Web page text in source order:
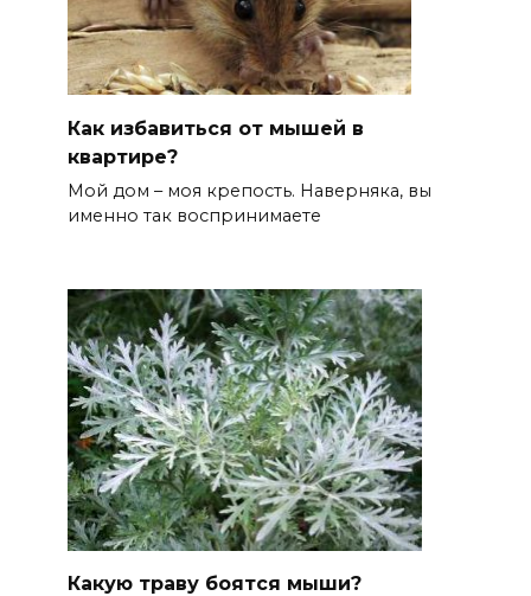
Как избавиться от мышей в
квартире?
Мой дом – моя крепость. Наверняка, вы
именно так воспринимаете
Какую траву боятся мыши?